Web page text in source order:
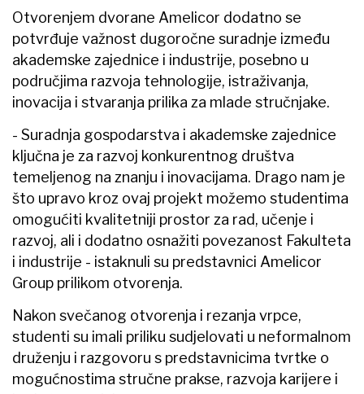
Otvorenjem dvorane Amelicor dodatno se
potvrđuje važnost dugoročne suradnje između
akademske zajednice i industrije, posebno u
područjima razvoja tehnologije, istraživanja,
inovacija i stvaranja prilika za mlade stručnjake.
- Suradnja gospodarstva i akademske zajednice
ključna je za razvoj konkurentnog društva
temeljenog na znanju i inovacijama. Drago nam je
što upravo kroz ovaj projekt možemo studentima
omogućiti kvalitetniji prostor za rad, učenje i
razvoj, ali i dodatno osnažiti povezanost Fakulteta
i industrije - istaknuli su predstavnici Amelicor
Group prilikom otvorenja.
Nakon svečanog otvorenja i rezanja vrpce,
studenti su imali priliku sudjelovati u neformalnom
druženju i razgovoru s predstavnicima tvrtke o
mogućnostima stručne prakse, razvoja karijere i